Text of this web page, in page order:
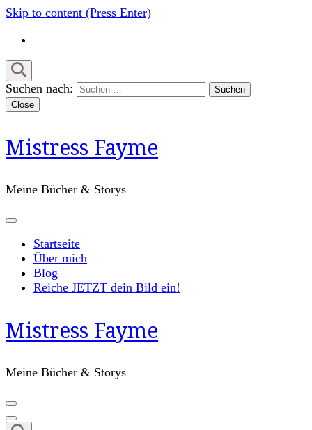
Skip to content (Press Enter)
Suchen nach:
Close
Mistress Fayme
Meine Bücher & Storys
Startseite
Über mich
Blog
Reiche JETZT dein Bild ein!
Mistress Fayme
Meine Bücher & Storys